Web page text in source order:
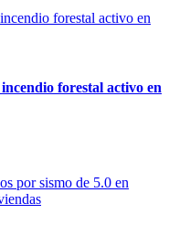
forestal activo en